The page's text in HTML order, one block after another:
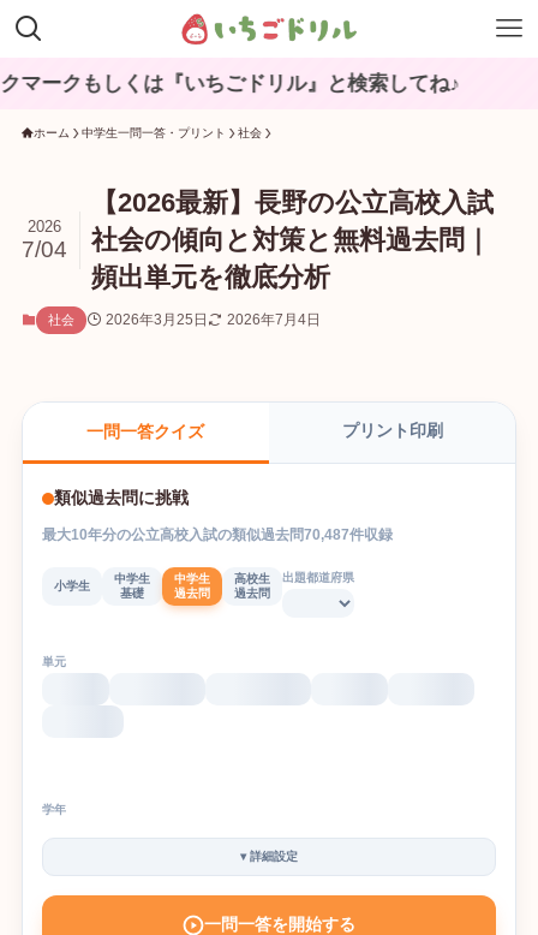
くは『いちごドリル』と検索してね♪
ホーム 中学生一問一答・プリント 社会
【2026最新】長野の公立高校入試
社会の傾向と対策と無料過去問｜
頻出単元を徹底分析
2026
7/04
社会 2026年3月25日 2026年7月4日
一問一答クイズ プリント印刷
類似過去問に挑戦
最大10年分の公立高校入試の類似過去問70,487件収録
小学生
中学生
基礎
中学生
過去問
高校生
過去問
出題都道府県
単元
学年
▾詳細設定
一問一答を開始する